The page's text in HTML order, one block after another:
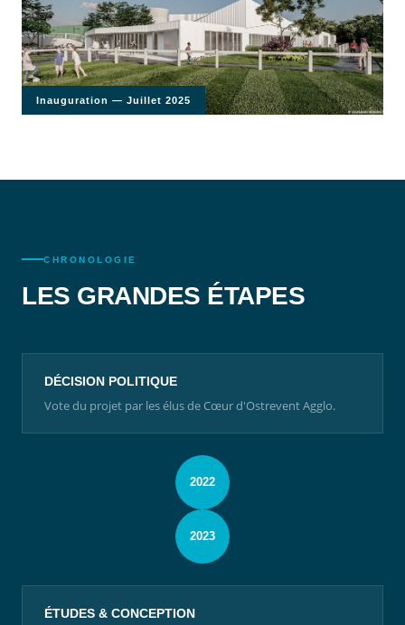
Inauguration — Juillet 2025
CHRONOLOGIE
LES GRANDES ÉTAPES
DÉCISION POLITIQUE
Vote du projet par les élus de Cœur d'Ostrevent Agglo.
2022
2023
ÉTUDES & CONCEPTION